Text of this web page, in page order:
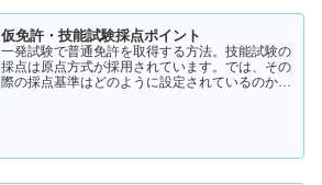
仮免許・技能試験採点ポイント
一発試験で普通免許を取得する方法。技能試験の
採点は原点方式が採用されています。では、その
際の採点基準はどのように設定されているのかご